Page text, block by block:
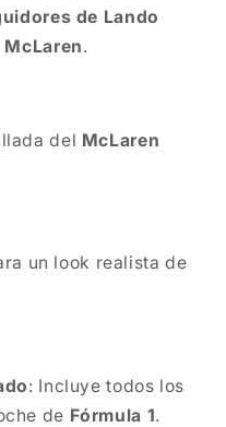
de Lando
.
del McLaren
un look realista de
: Incluye todos los
de Fórmula 1.